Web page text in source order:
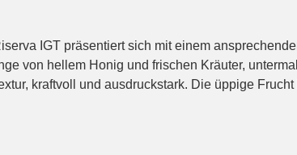
IGT präsentiert sich mit einem
von hellem Honig und frischen Kräuter,
kraftvoll und ausdruckstark. Die üppige